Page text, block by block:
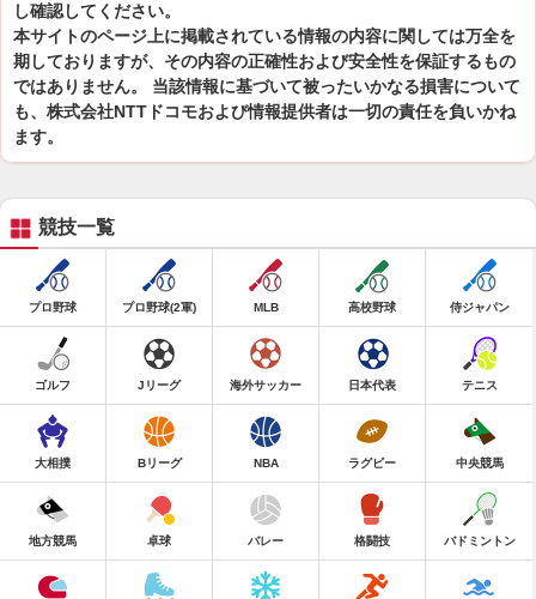
し確認してください。
本サイトのページ上に掲載されている情報の内容に関しては万全を
期しておりますが、その内容の正確性および安全性を保証するもの
ではありません。 当該情報に基づいて被ったいかなる損害について
も、株式会社NTTドコモおよび情報提供者は一切の責任を負いかね
ます。
競技一覧
プロ野球 プロ野球(2軍) MLB 高校野球 侍ジャパン
ゴルフ Jリーグ 海外サッカー 日本代表 テニス
大相撲 Bリーグ NBA ラグビー 中央競馬
地方競馬 卓球 バレー 格闘技 バドミントン